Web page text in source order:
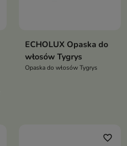
ECHOLUX Opaska do
włosów Tygrys
Opaska do włosów Tygrys
favorite_border